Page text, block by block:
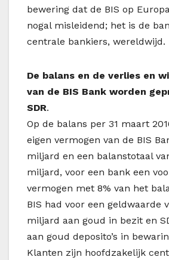
bewering dat de BIS op
nogal misleidend; het is de
centrale bankiers, wereldwijd.
De balans en de verlies en
van de BIS Bank worden
SDR.
Op de balans per 31 maart
eigen vermogen van de BIS
miljard en een balanstotaal
miljard, voor een bank een
vermogen met 8% van het
BIS had voor een geldwaarde
miljard aan goud in bezit en
aan goud deposito’s in
Klanten zijn hoofdzakelijk